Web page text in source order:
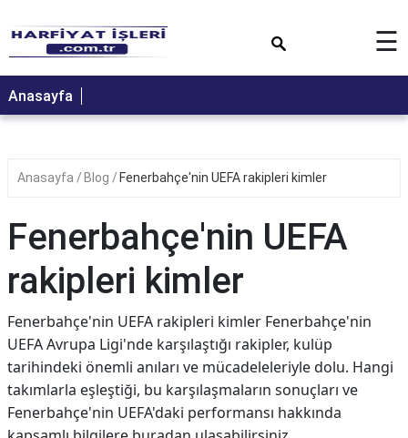
☰
Anasayfa
Anasayfa Blog Fenerbahçe'nin UEFA rakipleri kimler
Fenerbahçe'nin UEFA
rakipleri kimler
Fenerbahçe'nin UEFA rakipleri kimler Fenerbahçe'nin
UEFA Avrupa Ligi'nde karşılaştığı rakipler, kulüp
tarihindeki önemli anıları ve mücadeleleriyle dolu. Hangi
takımlarla eşleştiği, bu karşılaşmaların sonuçları ve
Fenerbahçe'nin UEFA'daki performansı hakkında